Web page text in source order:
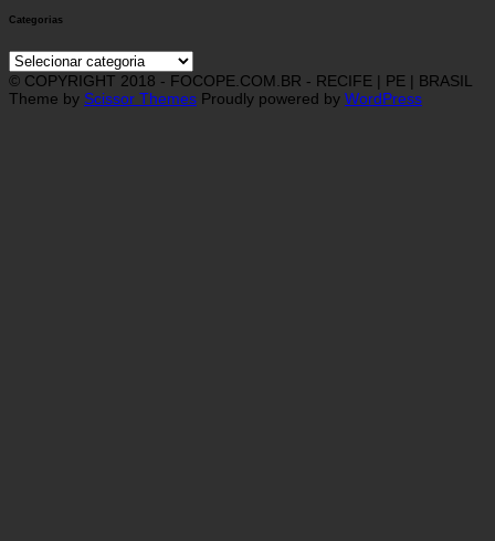
Categorias
Categorias
© COPYRIGHT 2018 - FOCOPE.COM.BR - RECIFE | PE | BRASIL
Theme by Scissor Themes Proudly powered by WordPress